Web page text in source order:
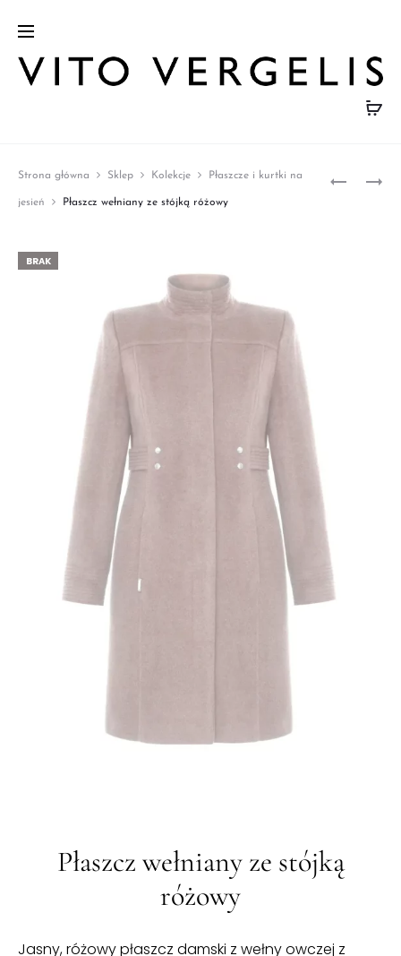
Strona główna Sklep Kolekcje Płaszcze i kurtki na
jesień Płaszcz wełniany ze stójką różowy
BRAK
Płaszcz wełniany ze stójką
różowy
Jasny, różowy płaszcz damski z wełny owczej z